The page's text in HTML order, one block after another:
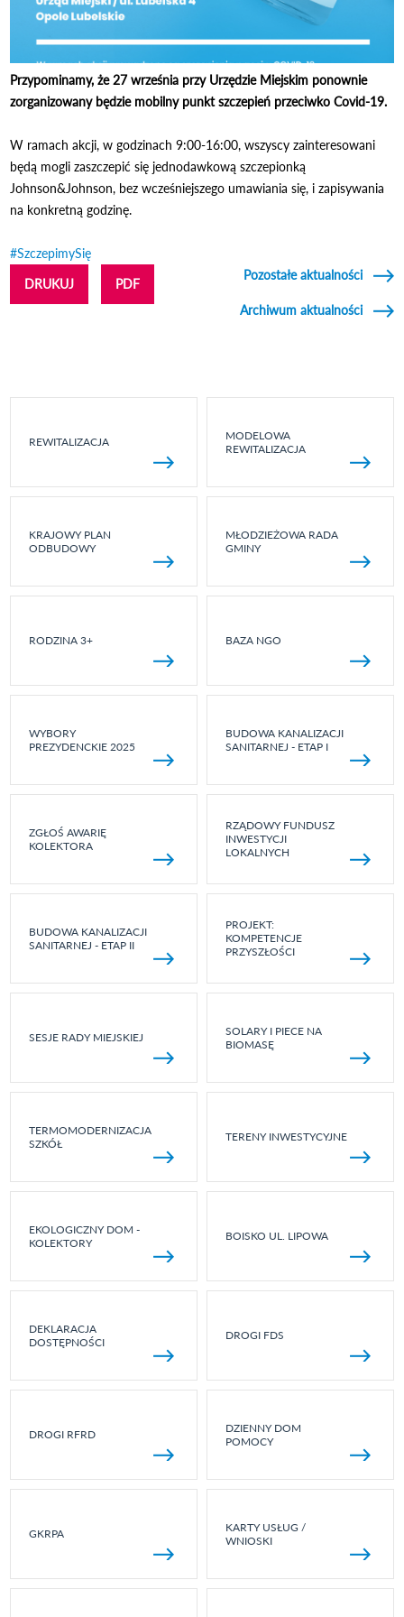
Przypominamy, że 27 września przy Urzędzie Miejskim ponownie
zorganizowany będzie mobilny punkt szczepień przeciwko Covid-19.
W ramach akcji, w godzinach 9:00-16:00, wszyscy zainteresowani
będą mogli zaszczepić się jednodawkową szczepionką
Johnson&Johnson, bez wcześniejszego umawiania się, i zapisywania
na konkretną godzinę.
#SzczepimySię
DRUKUJ
PDF
Pozostałe aktualności
Archiwum aktualności
REWITALIZACJA
MODELOWA
REWITALIZACJA
KRAJOWY PLAN
ODBUDOWY
MŁODZIEŻOWA RADA
GMINY
RODZINA 3+ BAZA NGO
WYBORY
PREZYDENCKIE 2025
BUDOWA KANALIZACJI
SANITARNEJ - ETAP I
ZGŁOŚ AWARIĘ
KOLEKTORA
RZĄDOWY FUNDUSZ
INWESTYCJI
LOKALNYCH
BUDOWA KANALIZACJI
SANITARNEJ - ETAP II
PROJEKT:
KOMPETENCJE
PRZYSZŁOŚCI
SESJE RADY MIEJSKIEJ
SOLARY I PIECE NA
BIOMASĘ
TERMOMODERNIZACJA
SZKÓŁ
TERENY INWESTYCYJNE
EKOLOGICZNY DOM -
KOLEKTORY
BOISKO UL. LIPOWA
DEKLARACJA
DOSTĘPNOŚCI
DROGI FDS
DROGI RFRD
DZIENNY DOM
POMOCY
GKRPA
KARTY USŁUG /
WNIOSKI